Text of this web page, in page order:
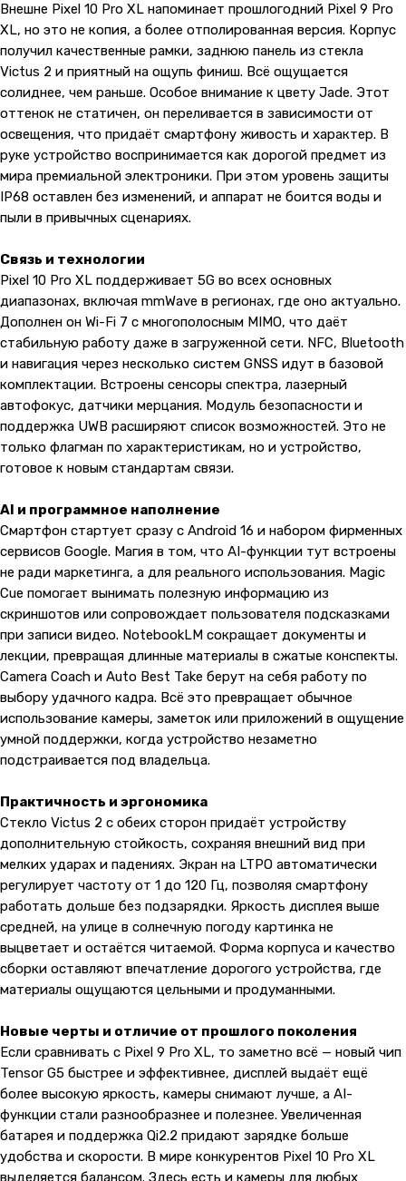
Внешне Pixel 10 Pro XL напоминает прошлогодний Pixel 9 Pro
XL, но это не копия, а более отполированная версия. Корпус
получил качественные рамки, заднюю панель из стекла
Victus 2 и приятный на ощупь финиш. Всё ощущается
солиднее, чем раньше. Особое внимание к цвету Jade. Этот
оттенок не статичен, он переливается в зависимости от
освещения, что придаёт смартфону живость и характер. В
руке устройство воспринимается как дорогой предмет из
мира премиальной электроники. При этом уровень защиты
IP68 оставлен без изменений, и аппарат не боится воды и
пыли в привычных сценариях.
Связь и технологии
Pixel 10 Pro XL поддерживает 5G во всех основных
диапазонах, включая mmWave в регионах, где оно актуально.
Дополнен он Wi-Fi 7 с многополосным MIMO, что даёт
стабильную работу даже в загруженной сети. NFC, Bluetooth
и навигация через несколько систем GNSS идут в базовой
комплектации. Встроены сенсоры спектра, лазерный
автофокус, датчики мерцания. Модуль безопасности и
поддержка UWB расширяют список возможностей. Это не
только флагман по характеристикам, но и устройство,
готовое к новым стандартам связи.
AI и программное наполнение
Смартфон стартует сразу с Android 16 и набором фирменных
сервисов Google. Магия в том, что AI-функции тут встроены
не ради маркетинга, а для реального использования. Magic
Cue помогает вынимать полезную информацию из
скриншотов или сопровождает пользователя подсказками
при записи видео. NotebookLM сокращает документы и
лекции, превращая длинные материалы в сжатые конспекты.
Camera Coach и Auto Best Take берут на себя работу по
выбору удачного кадра. Всё это превращает обычное
использование камеры, заметок или приложений в ощущение
умной поддержки, когда устройство незаметно
подстраивается под владельца.
Практичность и эргономика
Стекло Victus 2 с обеих сторон придаёт устройству
дополнительную стойкость, сохраняя внешний вид при
мелких ударах и падениях. Экран на LTPO автоматически
регулирует частоту от 1 до 120 Гц, позволяя смартфону
работать дольше без подзарядки. Яркость дисплея выше
средней, на улице в солнечную погоду картинка не
выцветает и остаётся читаемой. Форма корпуса и качество
сборки оставляют впечатление дорогого устройства, где
материалы ощущаются цельными и продуманными.
Новые черты и отличие от прошлого поколения
Если сравнивать с Pixel 9 Pro XL, то заметно всё — новый чип
Tensor G5 быстрее и эффективнее, дисплей выдаёт ещё
более высокую яркость, камеры снимают лучше, а AI-
функции стали разнообразнее и полезнее. Увеличенная
батарея и поддержка Qi2.2 придают зарядке больше
удобства и скорости. В мире конкурентов Pixel 10 Pro XL
выделяется балансом. Здесь есть и камеры для любых